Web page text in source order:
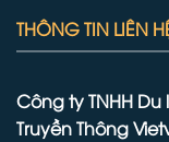
THÔNG TIN LIÊN
Công ty TNHH Du
Truyền Thông